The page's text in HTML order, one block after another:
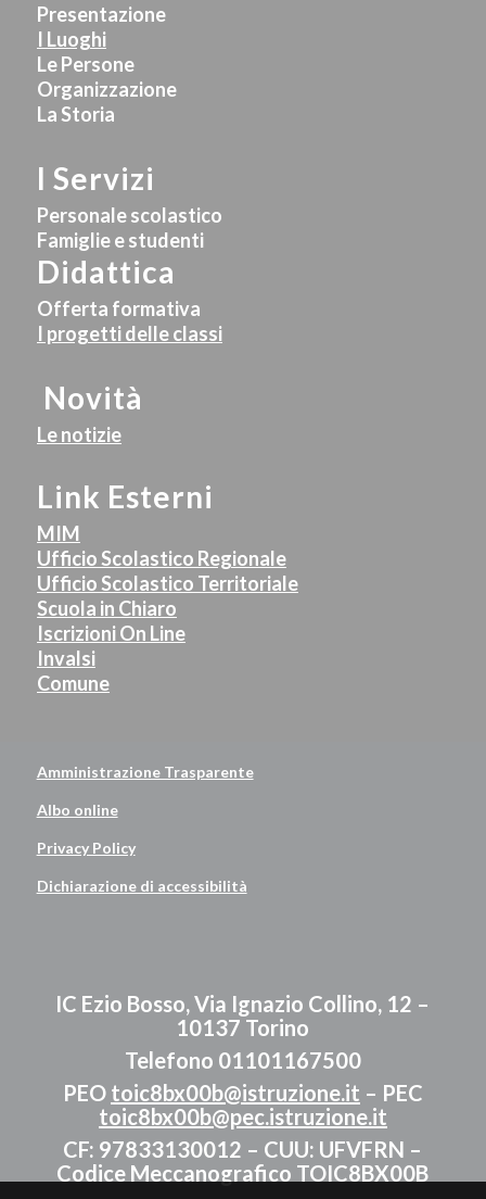
Presentazione
I Luoghi
Le Persone
Organizzazione
La Storia
I Servizi
Personale scolastico
Famiglie e studenti
Didattica
Offerta formativa
I progetti delle classi
Novità
Le notizie
Link Esterni
MIM
Ufficio Scolastico Regionale
Ufficio Scolastico Territoriale
Scuola in Chiaro
Iscrizioni On Line
Invalsi
Comune
Amministrazione Trasparente
Albo online
Privacy Policy
Dichiarazione di accessibilità
IC Ezio Bosso, Via Ignazio Collino, 12 –
10137 Torino
Telefono 01101167500
PEO toic8bx00b@istruzione.it – PEC
toic8bx00b@pec.istruzione.it
CF: 97833130012 – CUU: UFVFRN –
Codice Meccanografico TOIC8BX00B